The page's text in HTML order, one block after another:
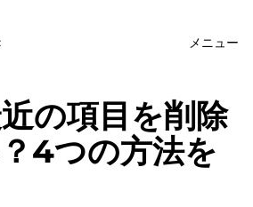
メニュー
の項目を削除
4つの方法を